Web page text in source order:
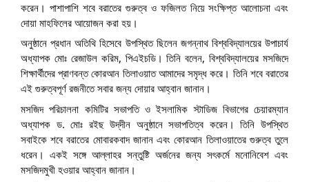
করেন। পাশাপাশি শবে বরাতের গুরুত্ব ও ফজিলত নিয়ে সংক্ষিপ্ত আলোচনা এবং
দোয়া মাহফিলের আয়োজন করা হয়।
অনুষ্ঠানে প্রধান অতিথি হিসেবে উপস্থিত ছিলেন জগন্নাথ বিশ্ববিদ্যালয়ের উপাচার্য
অধ্যাপক মোঃ রেজাউল করিম, পিএইচডি। তিনি বলেন, বিশ্ববিদ্যালয়ের মসজিদে
শিক্ষার্থীদের প্রাণবন্ত কোরআন তিলাওয়াত আমাদের সমৃদ্ধ করে। তিনি শবে বরাতের
এই গুরুত্বপূর্ণ রজনীতে সবার জন্য দোয়ার আহ্বান জানান।
মসজিদ পরিচালনা কমিটির সভাপতি ও ইসলামিক স্টাডিজ বিভাগের চেয়ারম্যান
অধ্যাপক ড. মোঃ রইছ উদ্‌দীন অনুষ্ঠানে সভাপতিত্ব করেন। তিনি উপস্থিত
সবাইকে শবে বরাতের মোবারকবাদ জানান এবং কোরআন তিলাওয়াতের গুরুত্ব তুলে
ধরেন। একই সঙ্গে আল্লাহর সন্তুষ্টি অর্জনের জন্য সৎকর্মে মনোনিবেশ এবং
মসজিদমুখী হওয়ার আহ্বান জানান।